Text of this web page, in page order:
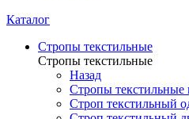
Каталог
Стропы текстильные
Стропы текстильные
Назад
Стропы
Строп текстильный